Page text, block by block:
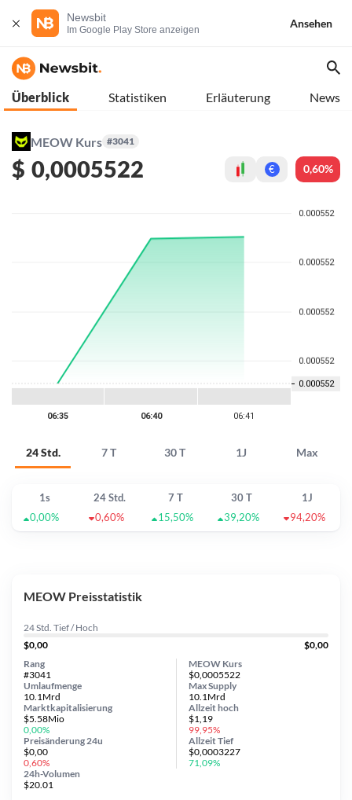
Newsbit
Im Google Play Store anzeigen
Ansehen
Überblick Statistiken Erläuterung News
MEOW Kurs #3041
$ 0,0005522 € 0,60%
24 Std. 7 T 30 T 1J Max
1s 24 Std. 7 T 30 T
1J
0,00%
0,60% 15,50% 39,20% 94,20%
MEOW Preisstatistik
24 Std. Tief / Hoch
$0,00
$0,00
MEOW Kurs
$0,0005522
Umlaufmenge
10.1Mrd
Preisänderung 24u
$0,00
0,60%
Max Supply
10.1Mrd
Marktkapitalisierung
$5.58Mio
0,00%
24h-Volumen
$20.01
Rang
#3041
Allzeithoch
$1,19
99,95%
AllzeitTief
$0,0003227
71,09%